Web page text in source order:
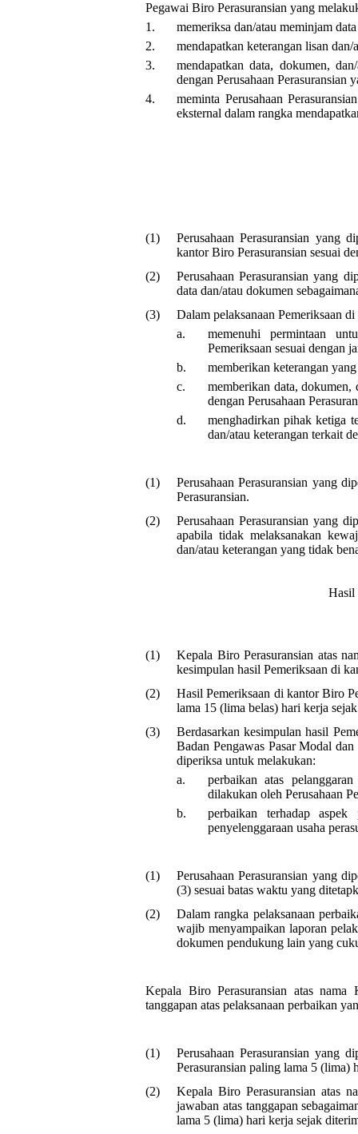
Pegawai Biro Perasuransian yang
1.
memeriksa dan/atau meminjam
2.
mendapatkan keterangan lisan
3.
mendapatkan data, dokumen,
dengan Perusahaan Perasuransian
4.
meminta Perusahaan
eksternal dalam rangka
(1)
Perusahaan Perasuransian yang
kantor Biro Perasuransian sesuai
(2)
Perusahaan Perasuransian yang
data dan/atau dokumen
(3)
Dalam pelaksanaan Pemeriksaan
a.
memenuhi permintaan
Pemeriksaan sesuai dengan
b.
memberikan keterangan
c.
memberikan data,
dengan Perusahaan
d.
menghadirkan pihak ketiga
dan/atau keterangan terkait
(1)
Perusahaan Perasuransian yang
Perasuransian.
(2)
Perusahaan Perasuransian yang
apabila tidak melaksanakan
dan/atau keterangan yang tidak
Hasil
(1)
Kepala Biro Perasuransian atas
kesimpulan hasil Pemeriksaan di
(2)
Hasil Pemeriksaan di kantor Biro
lama 15 (lima belas) hari kerja
(3)
Berdasarkan kesimpulan hasil
Badan Pengawas Pasar Modal
diperiksa untuk melakukan:
a.
perbaikan atas
dilakukan oleh Perusahaan
b.
perbaikan terhadap
penyelenggaraan usaha
(1)
Perusahaan Perasuransian yang
(3) sesuai batas waktu yang
(2)
Dalam rangka pelaksanaan
wajib menyampaikan laporan
dokumen pendukung lain yang
Kepala Biro Perasuransian atas nama
tanggapan atas pelaksanaan perbaikan
(1)
Perusahaan Perasuransian yang
Perasuransian paling lama 5 (lima)
(2)
Kepala Biro Perasuransian atas
jawaban atas tanggapan
lama 5 (lima) hari kerja sejak